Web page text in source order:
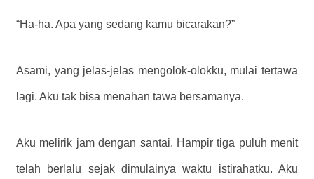
“Ha-ha. Apa yang sedang kamu bicarakan?”
Asami, yang jelas-jelas mengolok-olokku, mulai tertawa
lagi. Aku tak bisa menahan tawa bersamanya.
Aku melirik jam dengan santai. Hampir tiga puluh menit
telah berlalu sejak dimulainya waktu istirahatku. Aku